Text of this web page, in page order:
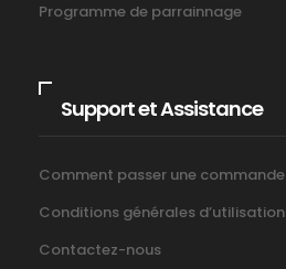
Programme de parrainnage
Support et Assistance
Comment passer une commande
Conditions générales d’utilisation
Contactez-nous